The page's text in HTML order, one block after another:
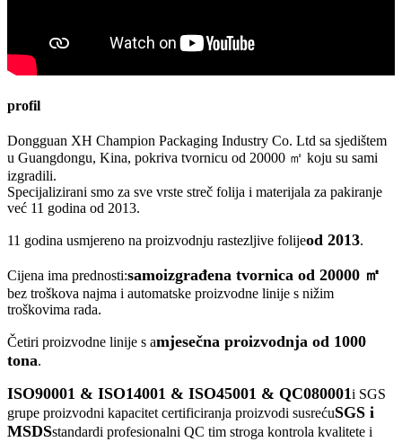
profil
Dongguan XH Champion Packaging Industry Co. Ltd sa sjedištem
u Guangdongu, Kina, pokriva tvornicu od 20000 ㎡ koju su sami
izgradili.
Specijalizirani smo za sve vrste streč folija i materijala za pakiranje
već 11 godina od 2013.
11 godina usmjereno na proizvodnju rastezljive folijeod 2013.
Cijena ima prednosti:samoizgrađena tvornica od 20000 ㎡
bez troškova najma i automatske proizvodne linije s nižim
troškovima rada.
Četiri proizvodne linije s amjesečna proizvodnja od 1000
tona.
ISO90001 & ISO14001 & ISO45001 & QC080001i SGS
grupe proizvodni kapacitet certificiranja proizvodi susrećuSGS i
MSDSstandardi profesionalni QC tim stroga kontrola kvalitete i